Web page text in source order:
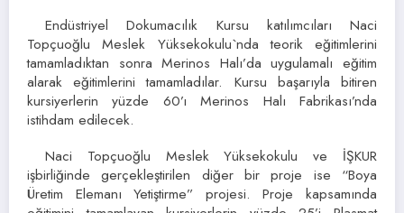
Endüstriyel Dokumacılık Kursu katılımcıları Naci
Topçuoğlu Meslek Yüksekokulu`nda teorik eğitimlerini
tamamladıktan sonra Merinos Halı’da uygulamalı eğitim
alarak eğitimlerini tamamladılar. Kursu başarıyla bitiren
kursiyerlerin yüzde 60’ı Merinos Halı Fabrikası’nda
istihdam edilecek.
Naci Topçuoğlu Meslek Yüksekokulu ve İŞKUR
işbirliğinde gerçekleştirilen diğer bir proje ise “Boya
Üretim Elemanı Yetiştirme” projesi. Proje kapsamında